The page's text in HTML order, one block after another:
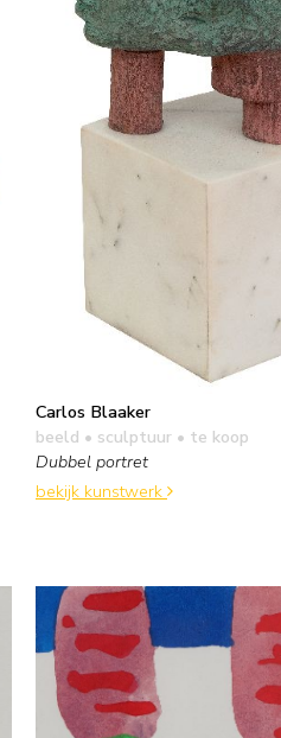
Carlos Blaaker
beeld • sculptuur • te koop
Dubbel portret
bekijk kunstwerk